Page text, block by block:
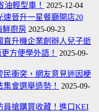
輕型車！
2025-12-04
速晉升一星餐廳開店20
鮮廚房 2025-09-23
直升機企業創辦人兒子逝
方便學外語！
2025-09-
民衝突，網友意見迷因梗
會選舉造勢！
2025-09-
員搶購買收藏！進口KEI